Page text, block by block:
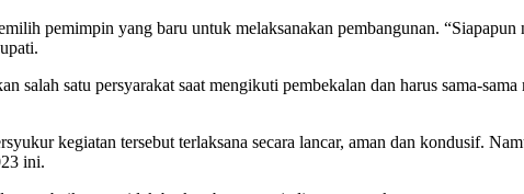
pemimpin yang baru untuk melaksanakan pembangunan.
satu persyarakat saat mengikuti pembekalan dan harus sama-
kegiatan tersebut terlaksana secara lancar, aman dan kondusif.
ini.